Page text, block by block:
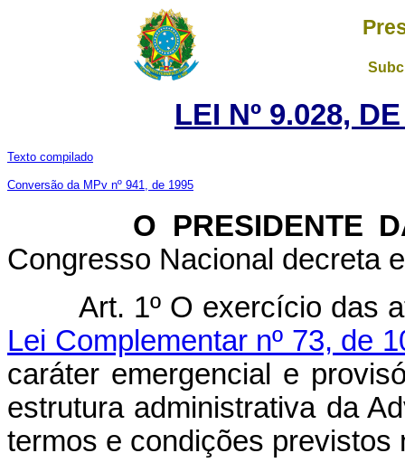
LEI Nº 9.028,
Texto compilado
Conversão da MPv nº 941, de 1995
O PRESIDENTE DA
Congresso Nacional decreta
Art. 1º O exercício das
Lei Complementar nº 73, de
caráter emergencial e
estrutura administrativa da
termos e condições previstos